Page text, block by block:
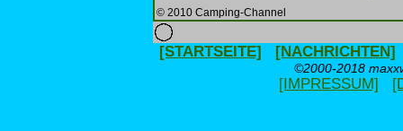
© 2010 Camping-Channel
[STARTSEITE] [NACHRICHTEN]
©2000-2018
[IMPRESSUM]